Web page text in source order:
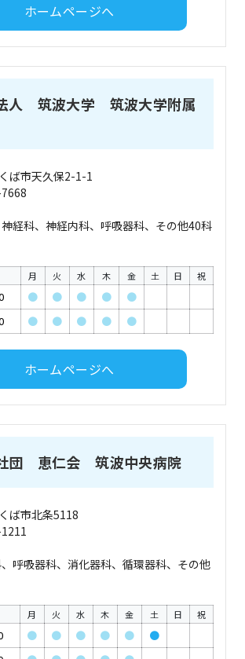
ホームページへ
人 筑波大学 筑波大学附属
ば市天久保2-1-1
経科、神経内科、呼吸器科、その他40科
月 火 水 木 金 土 日 祝
● ● ● ●
●
● ● ● ● ●
ホームページへ
団 恵仁会 筑波中央病院
ば市北条5118
呼吸器科、消化器科、循環器科、その他
月 火 水 木 金 土 日 祝
● ● ● ● ●
●